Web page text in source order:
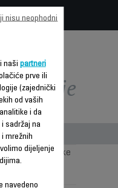
+ 50 mm četke
Koncentrator –
naši partneri
prve ili
(zajednički
od vaših
i da
sadržaj na
mrežnih
dijeljenje
navedeno
nisu neophodni